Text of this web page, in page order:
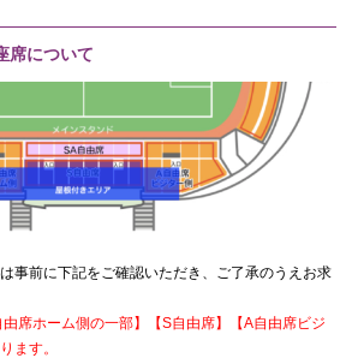
席について
事前に下記をご確認いただき、ご了承のうえお求
席ホーム側の一部】【S自由席】【A自由席ビジ
ます。